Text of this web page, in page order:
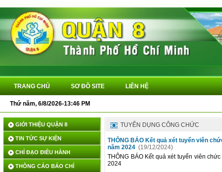
TRANG CHỦ SƠ ĐỒ SITE LIÊN HỆ
Thứ năm, 6/8/2026-13:46 PM
GIỚI THIỆU QUẬN 8
TIN TỨC SỰ KIỆN
CHỈ ĐẠO ĐIỀU HÀNH
THÔNG CÁO BÁO CHÍ
TUYỂN DỤNG CÔNG CHỨC
THÔNG BÁO Kết quả xét tuyển viên
năm 2024 (19/12/2024)
THÔNG BÁO Kết quả xét tuyển viên
2024